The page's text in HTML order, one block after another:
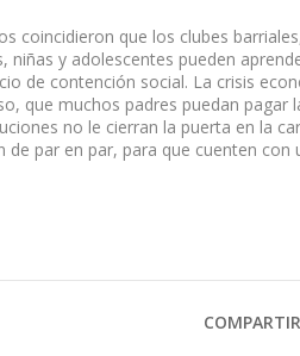
coincidieron que los clubes
niñas y adolescentes pueden
de contención social. La crisis
que muchos padres puedan
no le cierran la puerta en la
de par en par, para que cuenten